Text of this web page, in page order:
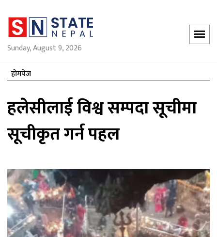
Sunday, August 9, 2026
होमपेज
हलेसीलाई विश्व सम्पदा सूचीमा
सूचीकृत गर्न पहल